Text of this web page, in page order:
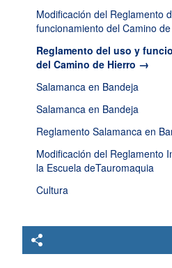
Modificación del Reglamento
funcionamiento del Camino
Reglamento del uso y
del Camino de Hierro
Salamanca en Bandeja
Salamanca en Bandeja
Reglamento Salamanca en
Modificación del Reglamento
la Escuela deTauromaquia
Cultura